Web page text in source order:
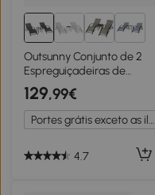
1+
Outsunny Conjunto de 2
Espreguiçadeiras de
Jardim 59x169x66 cm com
Mesa 41x41x45 cm Vidro
Temperado Apoio de
Braços Preto
129,99€
Portes grátis exceto as ilhas
4.7